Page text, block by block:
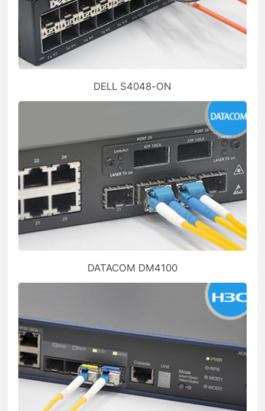
DELL S4048-ON
DATACOM DM4100